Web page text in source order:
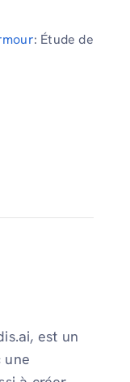
: Étude de
est un
une